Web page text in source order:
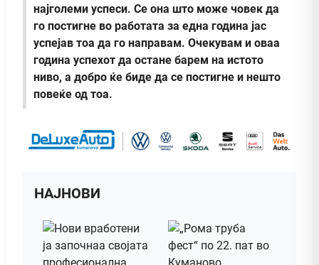
најголеми успеси. Се она што може човек да
го постигне во работата за една година јас
успејав тоа да го направам. Очекувам и оваа
година успехот да остане барем на истото
ниво, а добро ќе биде да се постигне и нешто
повеќе од тоа.
НАЈНОВИ